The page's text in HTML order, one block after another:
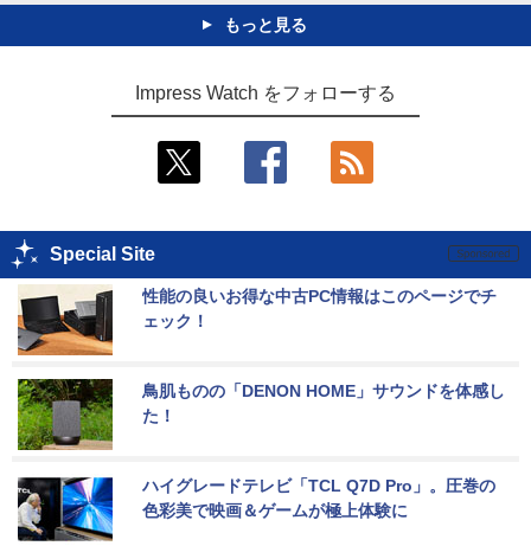
もっと見る
Impress Watch をフォローする
Special Site
性能の良いお得な中古PC情報はこのページでチ
ェック！
鳥肌ものの「DENON HOME」サウンドを体感し
た！
ハイグレードテレビ「TCL Q7D Pro」。圧巻の
色彩美で映画＆ゲームが極上体験に